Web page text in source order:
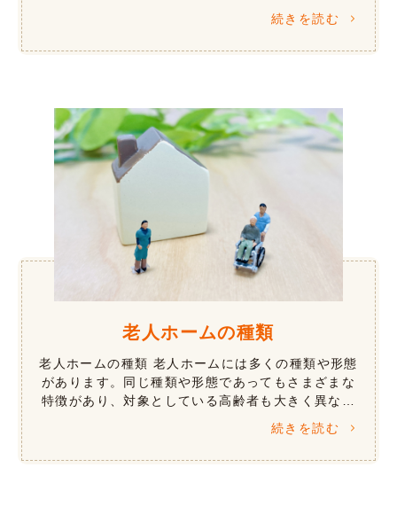
サービスは、介護などの生活支援や心理療法などの
認知症ケア、リハビリテーションや医療 […]
続きを読む
老人ホームの種類
老人ホームの種類 老人ホームには多くの種類や形態
があります。同じ種類や形態であってもさまざまな
特徴があり、対象としている高齢者も大きく異なり
ます。 提供されるサービスは、介護などの生活支援
や心理療法などの認知症ケア、リハ […]
続きを読む